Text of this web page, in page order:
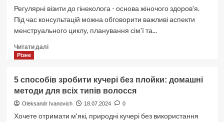
сонник
тлумачення
снів
Міллером,
Вангою.
Регулярні візити до гінеколога - основа жіночого здоров'я.
Під час консультацій можна обговорити важливі аспекти
менструального циклу, планування сім'ї та...
Читати даліДокладніше
все
про
норму,
Різне
5 способів зробити кучері без плойки: домашні
методи для всіх типів волосся
Oleksandr Ivanovich 18.07.2024 0
Хочете отримати м'які, природні кучері без використання